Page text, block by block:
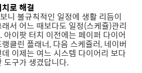
로 해결
니 불규칙적인 일정에 생활 리듬이
서 어느 때보다도 일정(스케쥴)관리
아이팟 터치 이전에는 페이퍼 다이어
클린 플래너, 다음 스케쥴러, 네이버
이제는 여느 시스템 다이어리 보다
도구가 생겼답니다.